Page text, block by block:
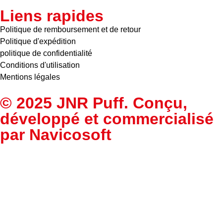
Liens rapides
Politique de remboursement et de retour
Politique d'expédition
politique de confidentialité
Conditions d'utilisation
Mentions légales
© 2025 JNR Puff. Conçu,
développé et commercialisé
par Navicosoft